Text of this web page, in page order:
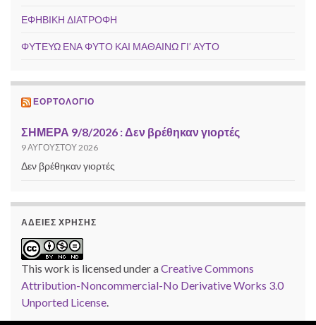
ΕΦΗΒΙΚΗ ΔΙΑΤΡΟΦΗ
ΦΥΤΕΥΩ ΕΝΑ ΦΥΤΟ ΚΑΙ ΜΑΘΑΙΝΩ ΓΙ’ ΑΥΤΟ
ΕΟΡΤΟΛΌΓΙΟ
ΣΗΜΕΡΑ 9/8/2026 : Δεν βρέθηκαν γιορτές
9 ΑΥΓΟΎΣΤΟΥ 2026
Δεν βρέθηκαν γιορτές
ΆΔΕΙΕΣ ΧΡΉΣΗΣ
This work is licensed under aCreative Commons
Attribution-Noncommercial-No Derivative Works 3.0
Unported License.